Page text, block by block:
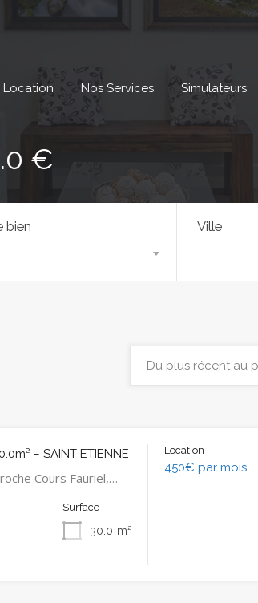
Location Nos Services Simulateurs
€
bien Ville
– SAINT ETIENNE
Cours Fauriel,…
Surface
30.0 m²
Location
450€ par mois